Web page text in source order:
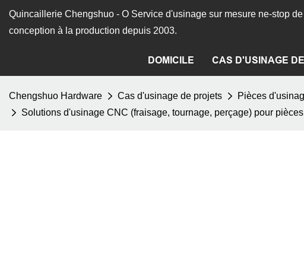
Quincaillerie Chengshuo - O Service d'usinage sur mesure ne-stop
conception à la production depuis 2003.
DOMICILE CAS D'USINAGE
Chengshuo Hardware Cas d'usinage de projets Pièces
Solutions d'usinage CNC (fraisage, tournage, perçage) pour